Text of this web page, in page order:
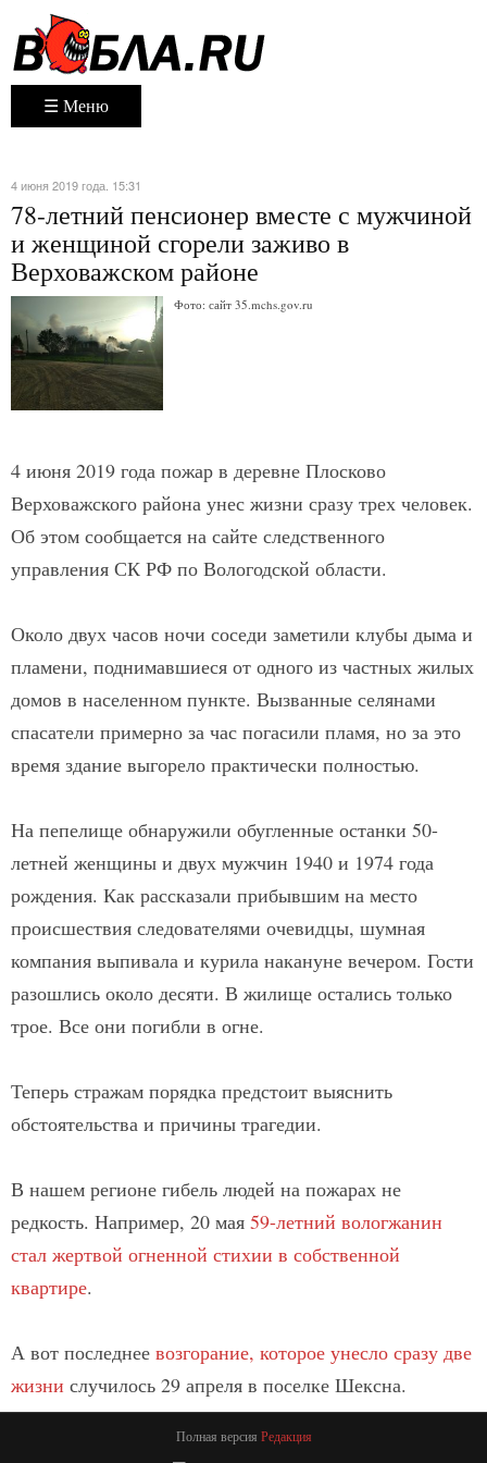
☰ Меню
4 июня 2019 года. 15:31
78-летний пенсионер вместе с мужчиной
и женщиной сгорели заживо в
Верховажском районе
Фото: сайт 35.mchs.gov.ru
4 июня 2019 года пожар в деревне Плосково
Верховажского района унес жизни сразу трех человек.
Об этом сообщается на сайте следственного
управления СК РФ по Вологодской области.
Около двух часов ночи соседи заметили клубы дыма и
пламени, поднимавшиеся от одного из частных жилых
домов в населенном пункте. Вызванные селянами
спасатели примерно за час погасили пламя, но за это
время здание выгорело практически полностью.
На пепелище обнаружили обугленные останки 50-
летней женщины и двух мужчин 1940 и 1974 года
рождения. Как рассказали прибывшим на место
происшествия следователями очевидцы, шумная
компания выпивала и курила накануне вечером. Гости
разошлись около десяти. В жилище остались только
трое. Все они погибли в огне.
Теперь стражам порядка предстоит выяснить
обстоятельства и причины трагедии.
В нашем регионе гибель людей на пожарах не
редкость. Например, 20 мая 59-летний вологжанин
стал жертвой огненной стихии в собственной
квартире.
А вот последнее возгорание, которое унесло сразу две
жизни случилось 29 апреля в поселке Шексна.
Полная версия Редакция